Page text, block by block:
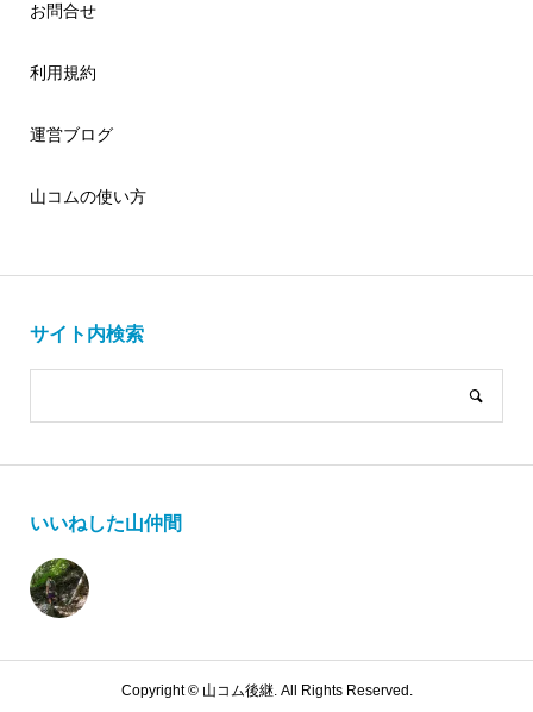
お問合せ
利用規約
運営ブログ
山コムの使い方
サイト内検索
いいねした山仲間
Copyright ©山コム後継. All Rights Reserved.